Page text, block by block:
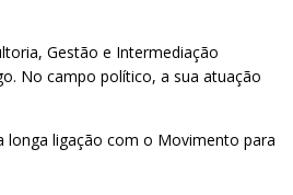
Gestão e Intermediação
No campo político, a sua atuação
longa ligação com o Movimento para